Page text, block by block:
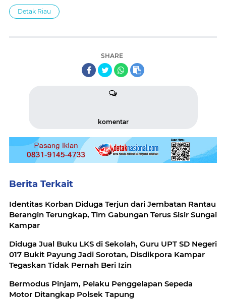
Detak Riau
SHARE
komentar
Berita Terkait
Identitas Korban Diduga Terjun dari Jembatan Rantau
Berangin Terungkap, Tim Gabungan Terus Sisir Sungai
Kampar
Diduga Jual Buku LKS di Sekolah, Guru UPT SD Negeri
017 Bukit Payung Jadi Sorotan, Disdikpora Kampar
Tegaskan Tidak Pernah Beri Izin
Bermodus Pinjam, Pelaku Penggelapan Sepeda
Motor Ditangkap Polsek Tapung